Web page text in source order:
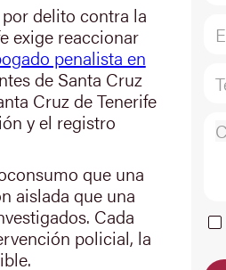
delito contra la
exige reaccionar
penalista en
de Santa Cruz
Cruz de Tenerife
y el registro
que una
aislada que una
Cada
policial, la